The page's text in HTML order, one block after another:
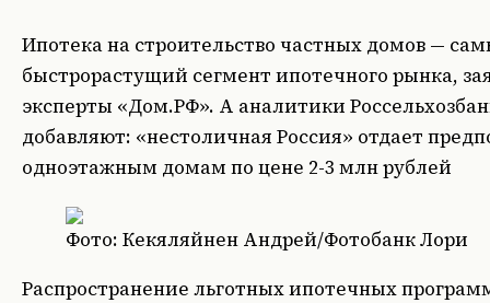
Ипотека на строительство частных домов —
быстрорастущий сегмент ипотечного рынка,
эксперты «Дом.РФ». А аналитики
добавляют: «нестоличная Россия» отдает
одноэтажным домам по цене 2-3 млн рублей
Фото: Кекяляйнен Андрей/Фотобанк Лори
Распространение льготных ипотечных